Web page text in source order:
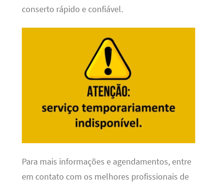
conserto rápido e confiável.
Para mais informações e agendamentos, entre
em contato com os melhores profissionais de